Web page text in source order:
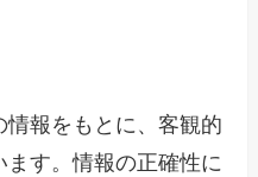
報をもとに、客観的
す。情報の正確性に